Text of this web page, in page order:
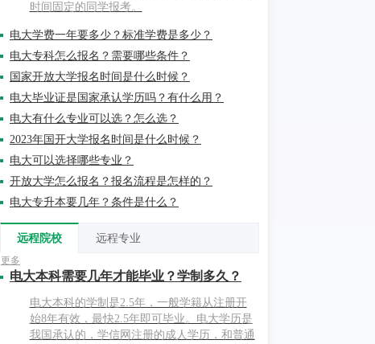
时间固定的同学报考。
电大学费一年要多少？标准学费是多少？
电大专科怎么报名？需要哪些条件？
国家开放大学报名时间是什么时候？
电大毕业证是国家承认学历吗？有什么用？
电大有什么专业可以选？怎么选？
2023年国开大学报名时间是什么时候？
电大可以选择哪些专业？
开放大学怎么报名？报名流程是怎样的？
电大专升本要几年？条件是什么？
远程院校 远程专业
更多
电大本科需要几年才能毕业？学制多久？
电大本科的学制是2.5年，一般学籍从注册开
始8年有效，最快2.5年即可毕业。电大学历是
我国承认的，学信网注册的成人学历，和普通